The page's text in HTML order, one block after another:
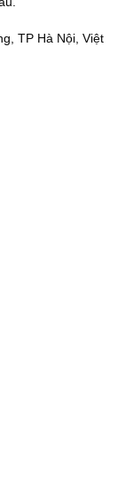
TP Hà Nội, Việt